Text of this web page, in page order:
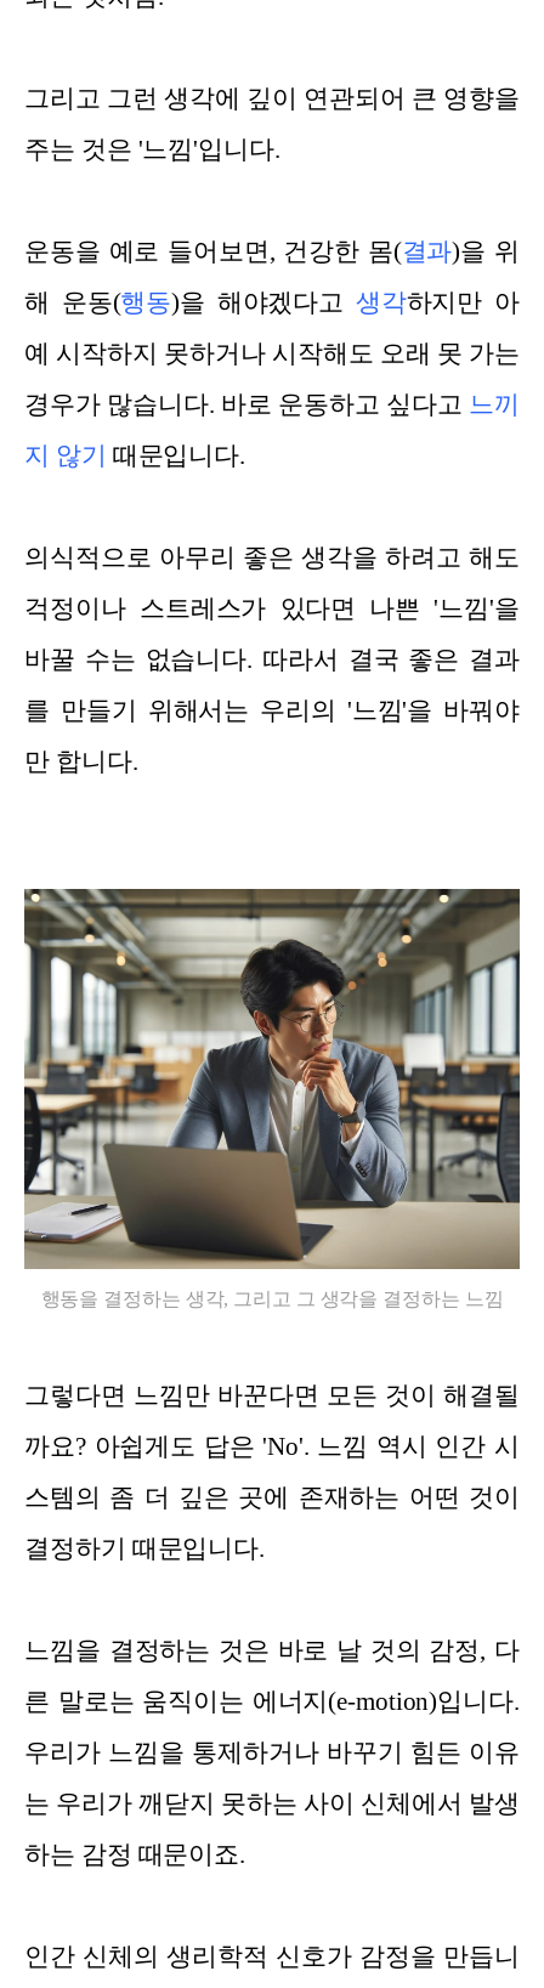
그리고 그런 생각에 깊이 연관되어 큰 영향을
주는 것은 '느낌'입니다.
운동을 예로 들어보면, 건강한 몸(결과)을 위
해 운동(행동)을 해야겠다고 생각하지만 아
예 시작하지 못하거나 시작해도 오래 못 가는
경우가 많습니다. 바로 운동하고 싶다고 느끼
지 않기 때문입니다.
의식적으로 아무리 좋은 생각을 하려고 해도
걱정이나 스트레스가 있다면 나쁜 '느낌'을
바꿀 수는 없습니다. 따라서 결국 좋은 결과
를 만들기 위해서는 우리의 '느낌'을 바꿔야
만 합니다.
행동을 결정하는 생각, 그리고 그 생각을 결정하는 느낌
그렇다면 느낌만 바꾼다면 모든 것이 해결될
까요? 아쉽게도 답은 'No'. 느낌 역시 인간 시
스템의 좀 더 깊은 곳에 존재하는 어떤 것이
결정하기 때문입니다.
느낌을 결정하는 것은 바로 날 것의 감정, 다
른 말로는 움직이는 에너지(e-motion)입니다.
우리가 느낌을 통제하거나 바꾸기 힘든 이유
는 우리가 깨닫지 못하는 사이 신체에서 발생
하는 감정 때문이죠.
인간 신체의 생리학적 신호가 감정을 만듭니